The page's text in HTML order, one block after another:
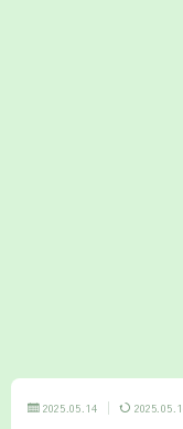
2025.05.14